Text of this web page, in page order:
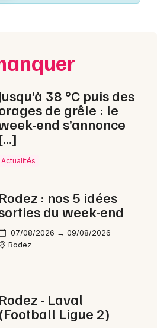
Jusqu’à 38 °C puis des
de grêle : le
end s’annonce
[…]
Actualités
Rodez : nos 5 idées
du week-end
07/08/2026 → 09/08/2026
Rodez
Rodez - Laval
(Football Ligue 2)